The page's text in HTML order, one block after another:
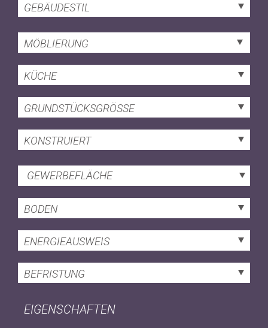
GEBÄUDESTIL
MÖBLIERUNG
KÜCHE
GRUNDSTÜCKSGRÖSSE
KONSTRUIERT
GEWERBEFLÄCHE
BODEN
ENERGIEAUSWEIS
BEFRISTUNG
EIGENSCHAFTEN